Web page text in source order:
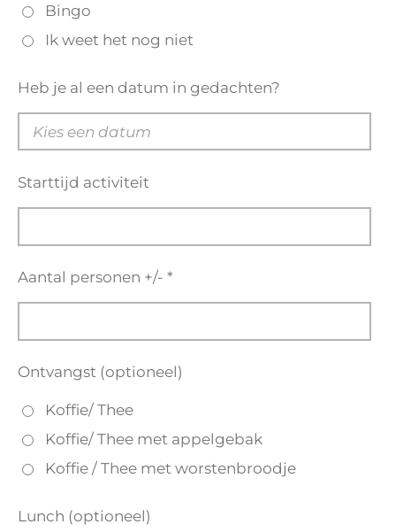
Bingo
Ik weet het nog niet
Heb je al een datum in gedachten?
Starttijd activiteit
Aantal personen +/- *
Ontvangst (optioneel)
Koffie/ Thee
Koffie/ Thee met appelgebak
Koffie / Thee met worstenbroodje
Lunch (optioneel)